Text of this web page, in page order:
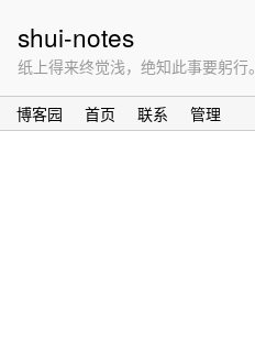
shui-notes
纸上得来终觉浅，绝知此事要躬行。
博客园 首页 联系 管理